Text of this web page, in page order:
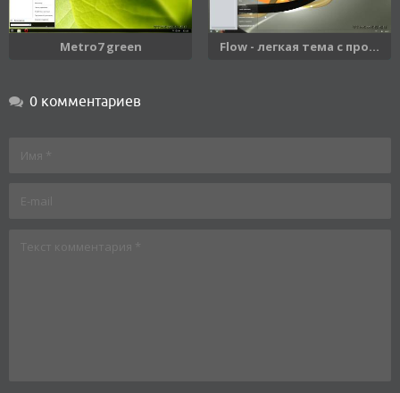
Metro7 green Flow - легкая тема с про...
0 комментариев